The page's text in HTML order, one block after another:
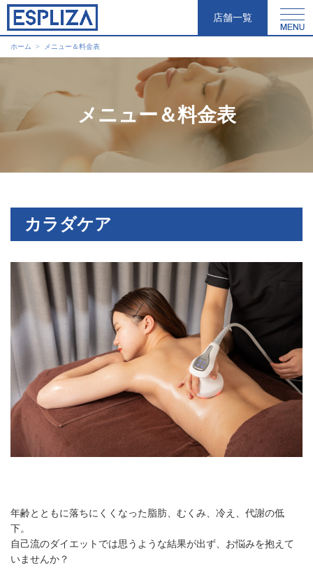
店舗一覧
ホーム メニュー＆料金表
メニュー＆料金表
カラダケア
年齢とともに落ちにくくなった脂肪、むくみ、冷え、代謝の低
下。
自己流のダイエットでは思うような結果が出ず、お悩みを抱えて
いませんか？